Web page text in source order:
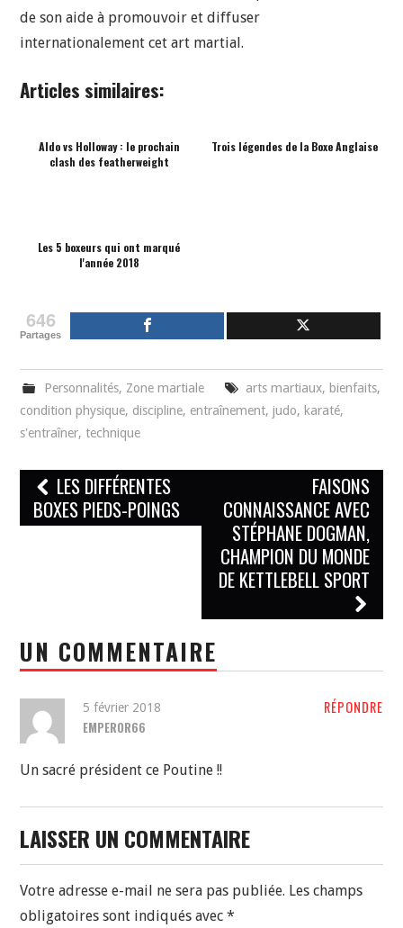
de son aide à promouvoir et diffuser
internationalement cet art martial.
Articles similaires:
Aldo vs Holloway : le prochain
clash des featherweight
Trois légendes de la Boxe Anglaise
Les 5 boxeurs qui ont marqué
l'année 2018
646
Partages
Personnalités, Zone martiale arts martiaux, bienfaits,
condition physique, discipline, entraînement,judo,karaté,
s'entraîner, technique
Navigation
des
articles
LES DIFFÉRENTES
BOXES PIEDS-POINGS
FAISONS
CONNAISSANCE AVEC
STÉPHANE DOGMAN,
CHAMPION DU MONDE
DE KETTLEBELL SPORT
UN COMMENTAIRE
RÉPONDRE
5 février 2018
EMPEROR66
Un sacré président ce Poutine !!
LAISSER UN COMMENTAIRE
Votre adresse e-mail ne sera pas publiée. Les champs
obligatoires sont indiqués avec*